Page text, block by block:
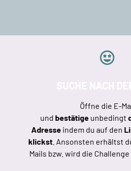
Öffne die E-
undbestätige unbedingt
Adresseindem du auf den
klickst . Ansonsten erhältst
Mails bzw. wird die